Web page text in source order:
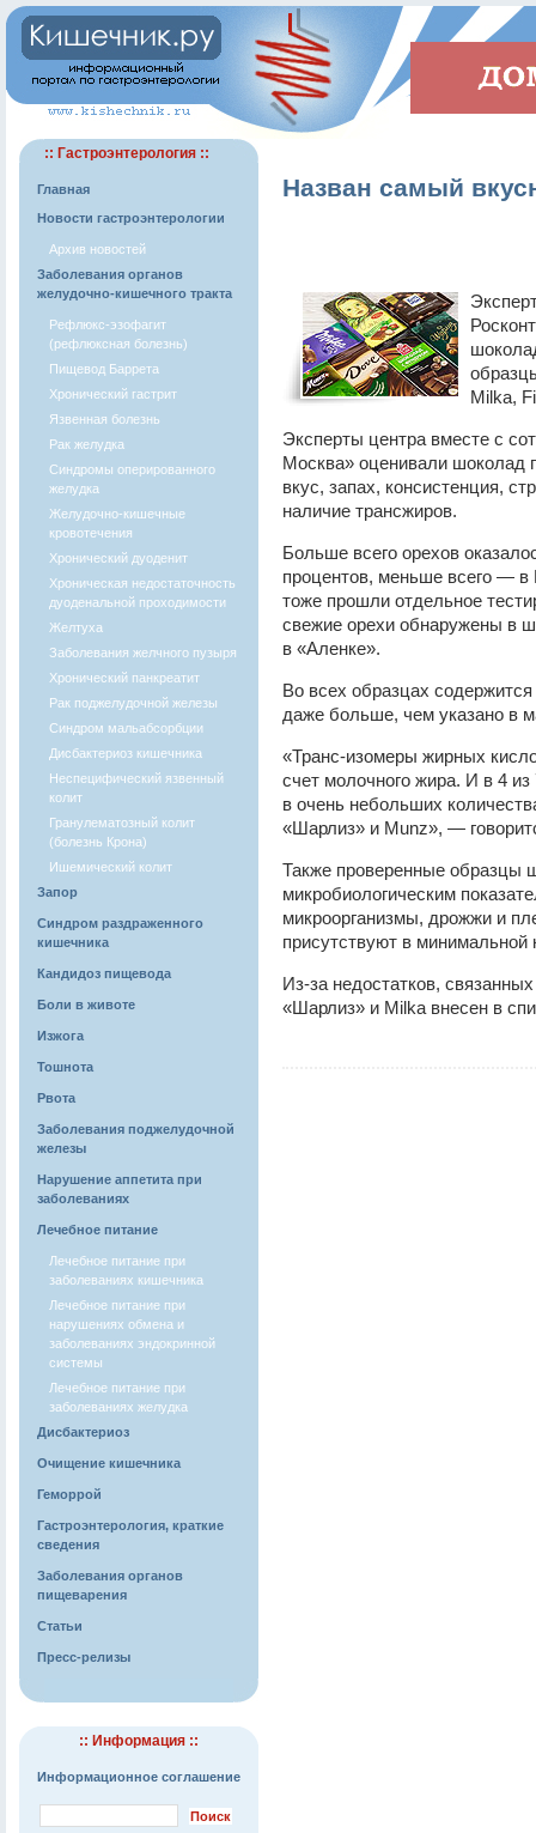
:: Гастроэнтерология ::
Главная
Новости гастроэнтерологии
Архив новостей
Заболевания органов
желудочно-кишечного тракта
Рефлюкс-эзофагит
(рефлюксная болезнь)
Пищевод Баррета
Хронический гастрит
Язвенная болезнь
Рак желудка
Синдромы оперированного
желудка
Желудочно-кишечные
кровотечения
Хронический дуоденит
Хроническая недостаточность
дуоденальной проходимости
Желтуха
Заболевания желчного пузыря
Хронический панкреатит
Рак поджелудочной железы
Синдром мальабсорбции
Дисбактериоз кишечника
Неспецифический язвенный
колит
Гранулематозный колит
(болезнь Крона)
Ишемический колит
Запор
Синдром раздраженного
кишечника
Кандидоз пищевода
Боли в животе
Изжога
Тошнота
Рвота
Заболевания поджелудочной
железы
Нарушение аппетита при
заболеваниях
Лечебное питание
Лечебное питание при
заболеваниях кишечника
Лечебное питание при
нарушениях обмена и
заболеваниях эндокринной
системы
Лечебное питание при
заболеваниях желудка
Дисбактериоз
Очищение кишечника
Геморрой
Гастроэнтерология, краткие
сведения
Заболевания органов
пищеварения
Статьи
Пресс-релизы
:: Информация ::
Информационное соглашение
Назван самый
Milka,
Эксперты центра вместе с
Москва» оценивали шоколад
вкус, запах, консистенция,
наличие трансжиров.
Больше всего орехов
процентов, меньше всего —
тоже прошли отдельное
свежие орехи обнаружены в
в «Аленке».
Во всех образцах
даже больше, чем указано в
«Транс-изомеры жирных
счет молочного жира. И в 4
в очень небольших
«Шарлиз» и Munz», —
Также проверенные образцы
микробиологическим
микроорганизмы, дрожжи и
присутствуют в минимальной
Из-за недостатков,
«Шарлиз» и Milka внесен в